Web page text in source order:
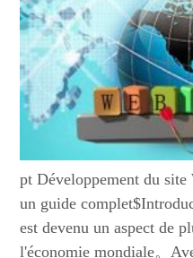
pt Développement du
un guide
est devenu un aspect de
l'économie mondiale。